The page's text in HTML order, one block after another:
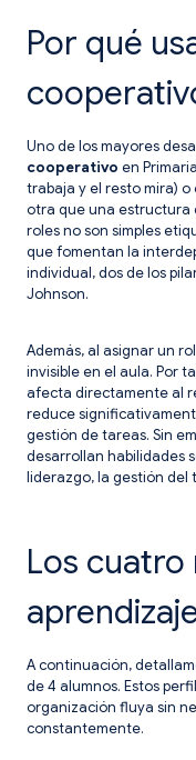
Por qué
Uno de los mayores
cooperativo en
trabaja y el resto mira)
otra que una estructura
roles no son simples
que fomentan la
individual, dos de los
Johnson.
Además, al asignar un
invisible en el aula. Por
afecta directamente al
reduce
gestión de tareas. Sin
desarrollan habilidades
liderazgo, la gestión del
Los cuatro
A continuación,
de 4 alumnos. Estos
organización fluya sin
constantemente.